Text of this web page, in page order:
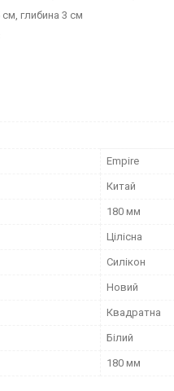
глибина 3 см
Empire
Китай
180 мм
Цілісна
Силікон
Новий
Квадратна
Білий
180 мм